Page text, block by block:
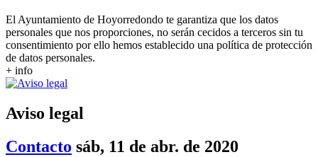
El Ayuntamiento de Hoyorredondo te garantiza que los datos
personales que nos proporciones, no serán cecidos a terceros sin tu
consentimiento por ello hemos establecido una política de protección
de datos personales.
+ info
Aviso legal
Contacto sáb, 11 de abr. de 2020